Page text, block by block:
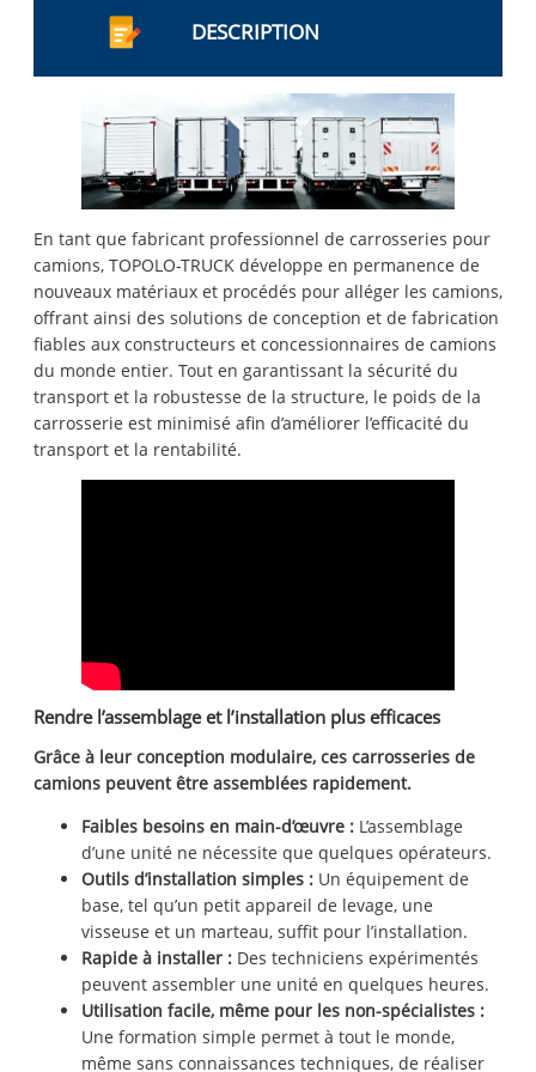
DESCRIPTION
En tant que fabricant professionnel de carrosseries pour
camions, TOPOLO-TRUCK développe en permanence de
nouveaux matériaux et procédés pour alléger les camions,
offrant ainsi des solutions de conception et de fabrication
fiables aux constructeurs et concessionnaires de camions
du monde entier. Tout en garantissant la sécurité du
transport et la robustesse de la structure, le poids de la
carrosserie est minimisé afin d’améliorer l’efficacité du
transport et la rentabilité.
Rendre l’assemblage et l’installation plus efficaces
Grâce à leur conception modulaire, ces carrosseries de
camions peuvent être assemblées rapidement.
Faibles besoins en main-d’œuvre : L’assemblage
d’une unité ne nécessite que quelques opérateurs.
Outils d’installation simples : Un équipement de
base, tel qu’un petit appareil de levage, une
visseuse et un marteau, suffit pour l’installation.
Rapide à installer : Des techniciens expérimentés
peuvent assembler une unité en quelques heures.
Utilisation facile, même pour les non-spécialistes :
Une formation simple permet à tout le monde,
même sans connaissances techniques, de réaliser